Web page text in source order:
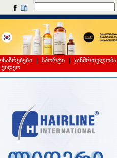
სპორტი ჯანმრთელობა
ვიდეო